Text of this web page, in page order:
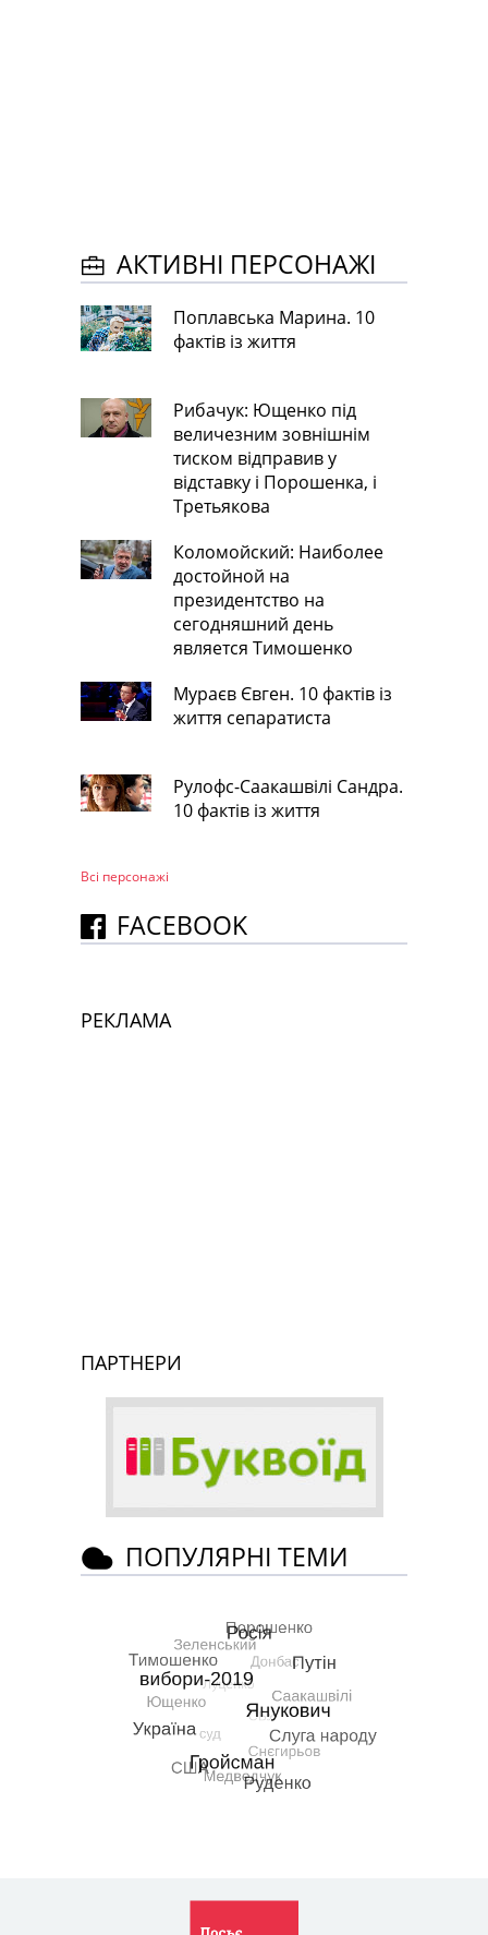
АКТИВНІ ПЕРСОНАЖІ
Поплавська Марина. 10
фактів із життя
Рибачук: Ющенко під
величезним зовнішнім
тиском відправив у
відставку і Порошенка, і
Третьякова
Коломойский: Наиболее
достойной на
президентство на
сегодняшний день
является Тимошенко
Мураєв Євген. 10 фактів із
життя сепаратиста
Рулофс-Саакашвілі Сандра.
10 фактів із життя
Всі персонажi
FACEBOOK
РЕКЛАМА
ПАРТНЕРИ
ПОПУЛЯРНІ ТЕМИ